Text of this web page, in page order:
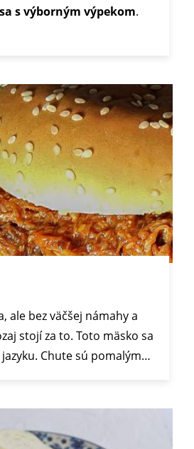
s výborným výpekom.
ale bez väčšej námahy a
stojí za to. Toto mäsko sa
Chute sú pomalým…